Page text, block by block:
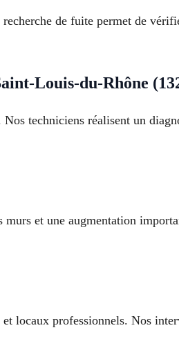
de fuite permet de
Louis-du-Rhône
techniciens réalisent un
et une augmentation
locaux professionnels. Nos